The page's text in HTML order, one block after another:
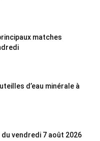
matches
d’eau minérale à
vendredi 7 août 2026